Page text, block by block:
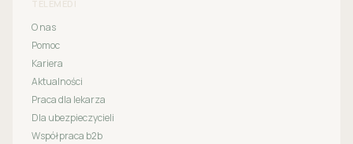
TELEMEDI
O nas
Pomoc
Kariera
Aktualności
Praca dla lekarza
Dla ubezpieczycieli
Współpraca b2b